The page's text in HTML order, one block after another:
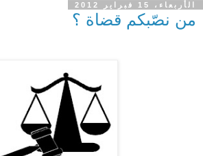
الأربعاء، 15 فبراير 2012
من نصّبكم قضاة ؟